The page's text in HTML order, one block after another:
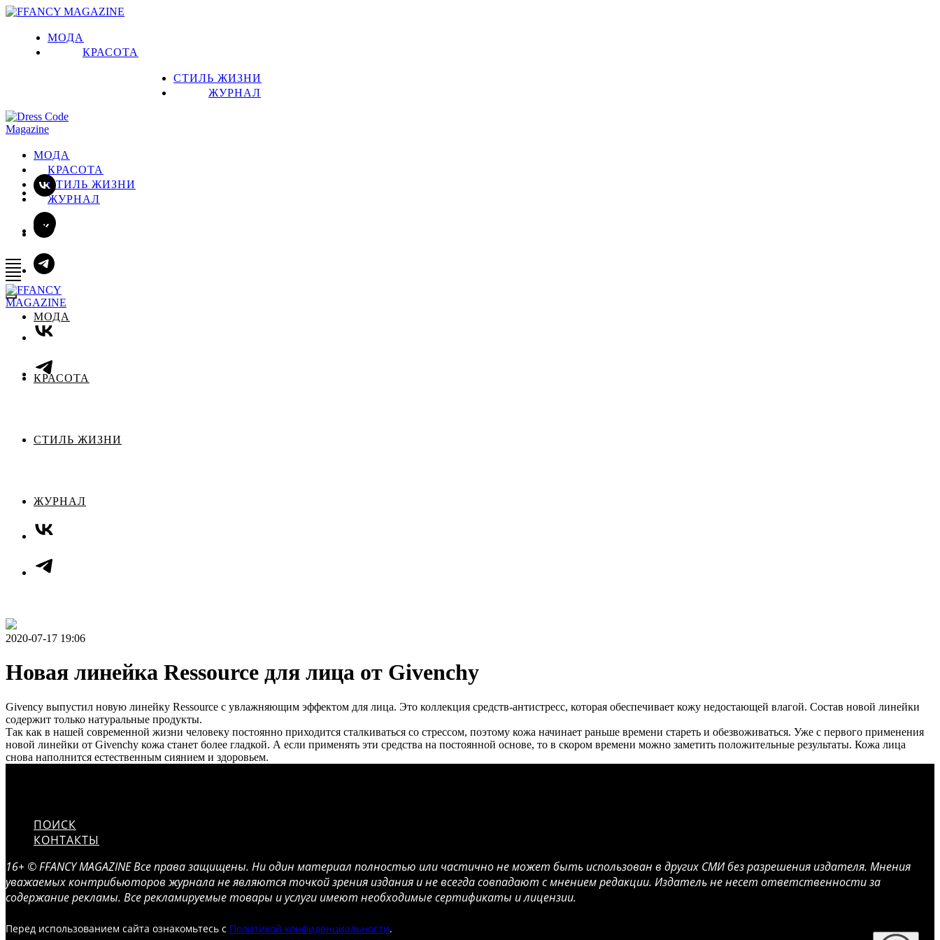
МОДА
КРАСОТА
СТИЛЬ ЖИЗНИ
ЖУРНАЛ
МОДА
КРАСОТА
СТИЛЬ ЖИЗНИ
ЖУРНАЛ
МОДА
КРАСОТА
СТИЛЬ ЖИЗНИ
ЖУРНАЛ
2020-07-17 19:06
Новая линейка Ressource для лица от Givenchy
Givency выпустил новую линейку Ressource с увлажняющим эффектом для лица. Это коллекция средств-антистресс, которая обеспечивает кожу недостающей влагой. Состав новой линейки
содержит только натуральные продукты.
Так как в нашей современной жизни человеку постоянно приходится сталкиваться со стрессом, поэтому кожа начинает раньше времени стареть и обезвоживаться. Уже с первого применения
новой линейки от Givenchy кожа станет более гладкой. А если применять эти средства на постоянной основе, то в скором времени можно заметить положительные результаты. Кожа лица
снова наполнится естественным сиянием и здоровьем.
ПОИСК
КОНТАКТЫ
16+ © FFANCY MAGAZINE Все права защищены. Ни один материал полностью или частично не может быть использован в других СМИ без разрешения издателя. Мнения
уважаемых контрибьюторов журнала не являются точкой зрения издания и не всегда совпадают с мнением редакции. Издатель не несет ответственности за
содержание рекламы. Все рекламируемые товары и услуги имеют необходимые сертификаты и лицензии.
Перед использованием сайта ознакомьтесь с Политикой конфиденциальности.